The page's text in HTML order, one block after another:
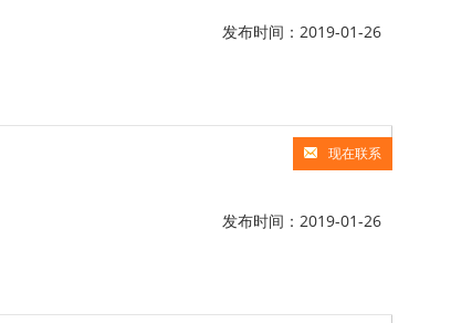
发布时间：2019-01-26
现在联系
发布时间：2019-01-26